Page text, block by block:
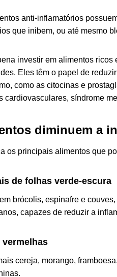
anti-inflamatórios
que inibem, ou até mesmo
investir em alimentos
Eles têm o papel de
como as citocinas e
cardiovasculares, síndrome
diminuem a
os principais alimentos que
de folhas verde-escura
brócolis, espinafre e
capazes de reduzir a
vermelhas
cereja, morango,